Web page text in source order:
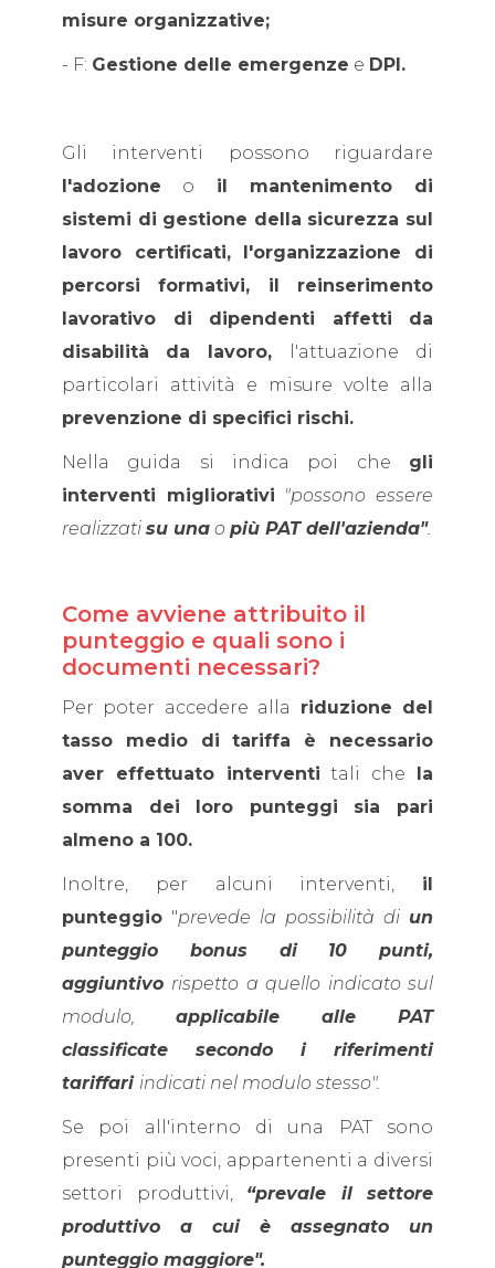
misure organizzative;
- F: Gestione delle emergenze e DPI.
Gli interventi possono riguardare
l'adozione o il mantenimento di
sistemi di gestione della sicurezza sul
lavoro certificati, l'organizzazione di
percorsi formativi, il reinserimento
lavorativo di dipendenti affetti da
disabilità
da lavoro,
l'attuazione di
particolari attività e misure volte alla
prevenzione di specifici rischi.
Nella guida si indica poi che gli
interventi migliorativi "possono essere
realizzati su una o più PAT dell'azienda".
Come avviene attribuito il
punteggio e quali sono i
documenti necessari?
Per poter accedere alla riduzione del
tasso medio di tariffa è necessario
aver effettuato interventi tali che
la
somma dei loro punteggi sia pari
almeno a 100.
Inoltre, per alcuni interventi, il
punteggio "prevede la possibilità di un
punteggio bonus di 10 punti,
aggiuntivo rispetto a quello indicato sul
modulo, applicabile alle PAT
classificate secondo i riferimenti
tariffari indicati nel modulo stesso".
Se poi all'interno di una PAT sono
presenti più voci, appartenenti a diversi
settori produttivi, “prevale il settore
produttivo a cui è assegnato un
punteggio maggiore".